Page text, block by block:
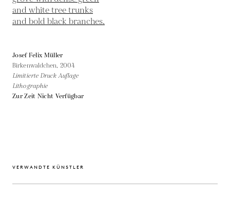
Josef Felix Müller
Birkenwaldchen, 2004
Limitierte Druck Auflage
Lithographie
Zur Zeit Nicht Verfügbar
VERWANDTE KÜNSTLER